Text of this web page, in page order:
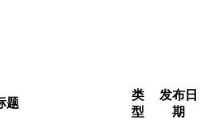
题
类
型
发布日
期